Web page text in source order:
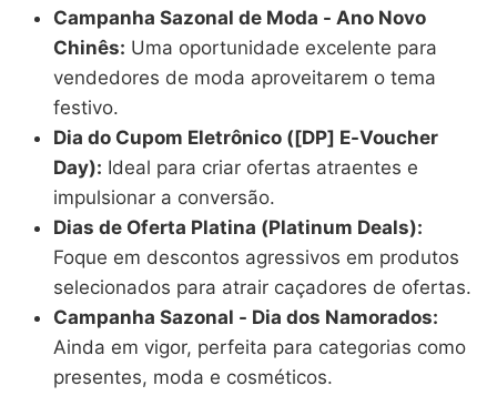
Campanha Sazonal de Moda - Ano Novo
Chinês: Uma oportunidade excelente para
vendedores de moda aproveitarem o tema
festivo.
Dia do Cupom Eletrônico ([DP] E-Voucher
Day): Ideal para criar ofertas atraentes e
impulsionar a conversão.
Dias de Oferta Platina (Platinum Deals):
Foque em descontos agressivos em produtos
selecionados para atrair caçadores de ofertas.
Campanha Sazonal - Dia dos Namorados:
Ainda em vigor, perfeita para categorias como
presentes, moda e cosméticos.